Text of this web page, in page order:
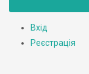
Вхід
Реєстрація